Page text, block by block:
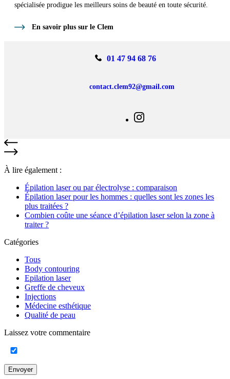
spécialisée prodigue les meilleurs soins de beauté en toute sécurité.
En savoir plus sur le Clem
01 47 94 68 76
contact.clem92@gmail.com
À lire également :
Épilation laser ou par électrolyse : comparaison
Épilation laser pour les hommes : quelles sont les zones les
plus traitées ?
Combien coûte une séance d’épilation laser selon la zone à
traiter ?
Catégories
Tous
Body contouring
Epilation laser
Greffe de cheveux
Injections
Médecine esthétique
Qualité de peau
Laissez votre commentaire
Envoyer